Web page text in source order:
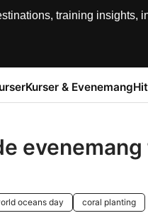
training insights,
Kurser & Evenemang
oceans day coral planting